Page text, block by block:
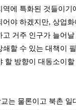
역에 특화된 것들이기
야 하겠지만, 상업
고 거주 인구가 늘어
쇄할 수 있는 대책이
할 방향이 대동소이
는 물론이고 북촌 일